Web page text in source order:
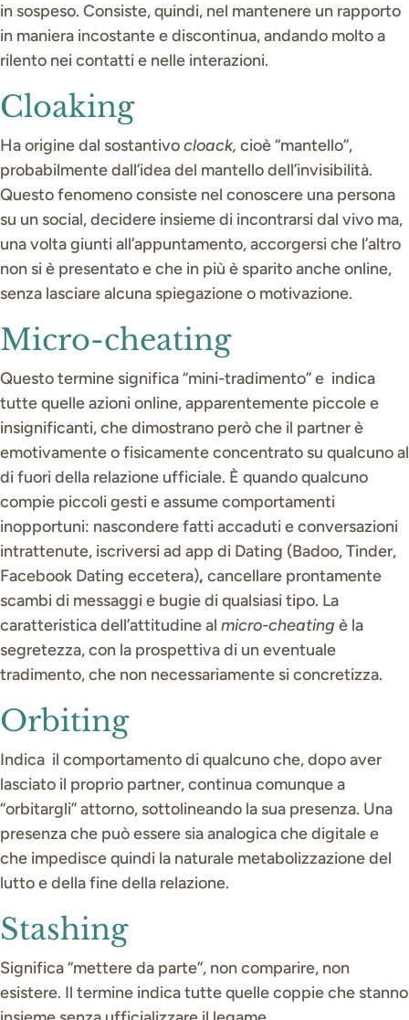
in sospeso. Consiste, quindi, nel mantenere un rapporto
in maniera incostante e discontinua, andando molto a
rilento nei contatti e nelle interazioni.
Cloaking
Ha origine dal sostantivocloack, cioè “mantello”,
probabilmente dall’idea del mantello dell’invisibilità.
Questo fenomeno consiste nel conoscere una persona
su un social, decidere insieme di incontrarsi dal vivo ma,
una volta giunti all’appuntamento, accorgersi che l’altro
non si è presentato e che in più è sparito anche online,
senza lasciare alcuna spiegazione o motivazione.
Micro-cheating
Questo termine significa “mini-tradimento” e indica
tutte quelle azioni online, apparentemente piccole e
insignificanti, che dimostrano però che il partner è
emotivamente o fisicamente concentrato su qualcuno al
di fuori della relazione ufficiale. È quando qualcuno
compie piccoli gesti e assume comportamenti
inopportuni: nascondere fatti accaduti e conversazioni
intrattenute, iscriversi ad app di Dating (Badoo, Tinder,
Facebook Dating eccetera), cancellare prontamente
scambi di messaggi e bugie di qualsiasi tipo. La
caratteristica dell’attitudine al micro-cheating è la
segretezza, con la prospettiva di un eventuale
tradimento, che non necessariamente si concretizza.
Orbiting
Indica il comportamento di qualcuno che, dopo aver
lasciato il proprio partner, continua comunque a
“orbitargli” attorno, sottolineando la sua presenza. Una
presenza che può essere sia analogica che digitale e
che impedisce quindi la naturale metabolizzazione del
lutto e della fine della relazione.
Stashing
Significa “mettere da parte”, non comparire, non
esistere. Il termine indica tutte quelle coppie che stanno